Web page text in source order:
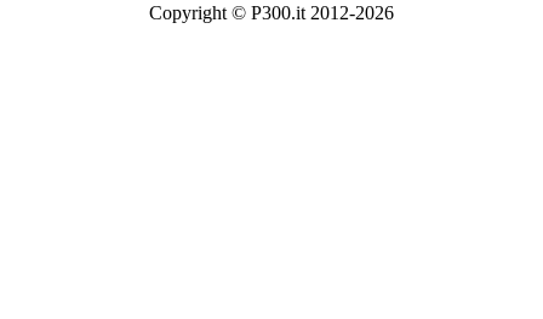
Copyright © P300.it 2012-2026